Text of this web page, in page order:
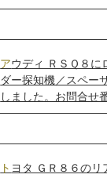
アウディ ＲＳＱ８にロアリングキット／レー
ダー探知機／スペー
しました。お問合せ
トヨタ ＧＲ８６のリアスポイラー取付カスタ